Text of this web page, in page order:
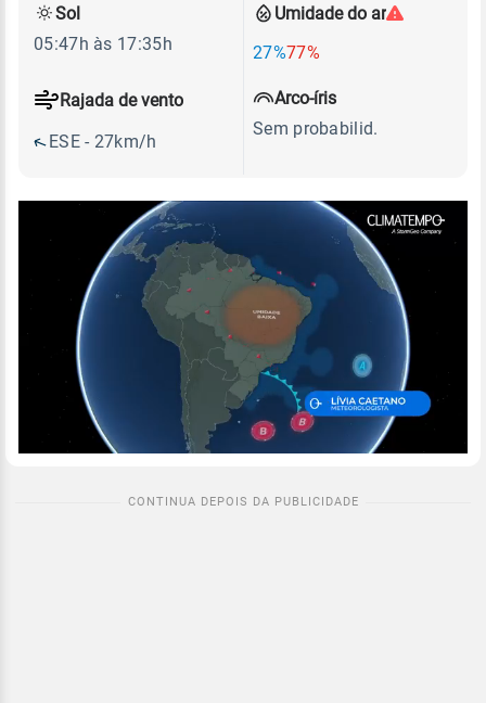
Umidade do ar
27%77%
Rajada de vento
ESE - 27km/h
Sol
05:47h às 17:35h
Arco-íris
Sem probabilid.